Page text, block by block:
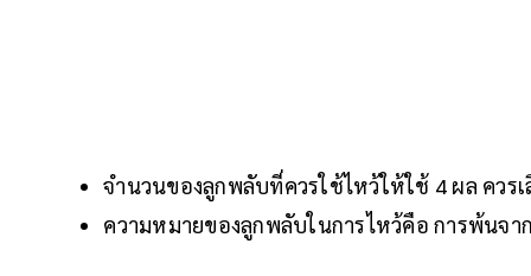
จำนวนของลูกพลับที่ควรใช้ไหว้ให้ใช้ 4 ผล ควร
ความหมายของลูกพลับในการไหว้คือ การพ้นจา